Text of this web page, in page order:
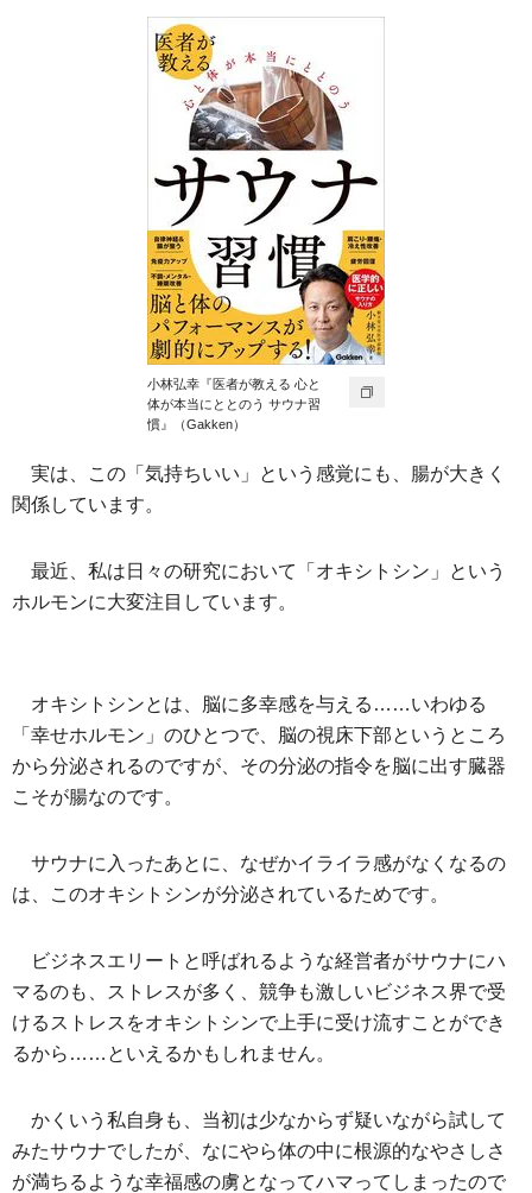
小林弘幸『医者が教える 心と
体が本当にととのう サウナ習
慣』（Gakken）
実は、この「気持ちいい」という感覚にも、腸が大きく
関係しています。
最近、私は日々の研究において「オキシトシン」という
ホルモンに大変注目しています。
オキシトシンとは、脳に多幸感を与える……いわゆる
「幸せホルモン」のひとつで、脳の視床下部というところ
から分泌されるのですが、その分泌の指令を脳に出す臓器
こそが腸なのです。
サウナに入ったあとに、なぜかイライラ感がなくなるの
は、このオキシトシンが分泌されているためです。
ビジネスエリートと呼ばれるような経営者がサウナにハ
マるのも、ストレスが多く、競争も激しいビジネス界で受
けるストレスをオキシトシンで上手に受け流すことができ
るから……といえるかもしれません。
かくいう私自身も、当初は少なからず疑いながら試して
みたサウナでしたが、なにやら体の中に根源的なやさしさ
が満ちるような幸福感の虜となってハマってしまったので